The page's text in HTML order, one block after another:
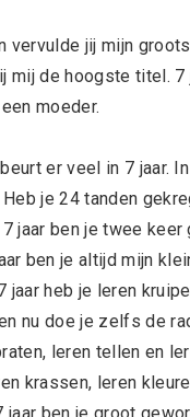
vervulde jij mijn
mij de hoogste titel. 7
moeder.
er veel in 7 jaar.
je 24 tanden
jaar ben je twee keer
ben je altijd mijn
jaar heb je leren
nu doe je zelfs de
leren tellen en
krassen, leren